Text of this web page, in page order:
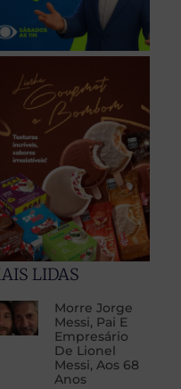
LIDAS
Morre Jorge
Messi, Pai E
Empresário
De Lionel
Messi, Aos 68
Anos